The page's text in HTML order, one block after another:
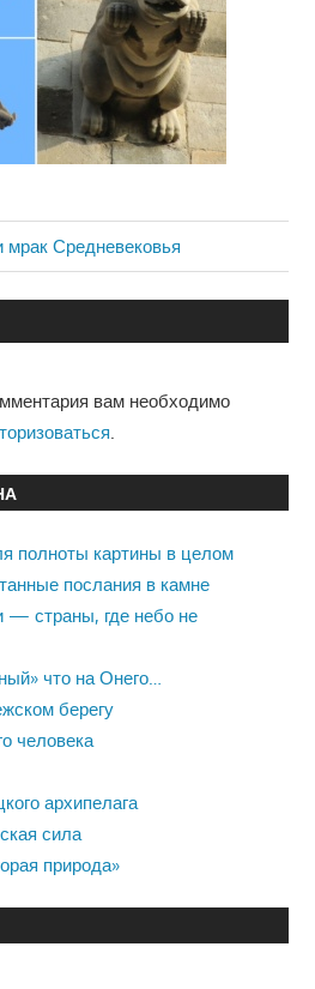
мрак Средневековья
вам необходимо
полноты картины в целом
послания в камне
— страны, где небо не
что на Онего…
берегу
человека
архипелага
сила
природа»